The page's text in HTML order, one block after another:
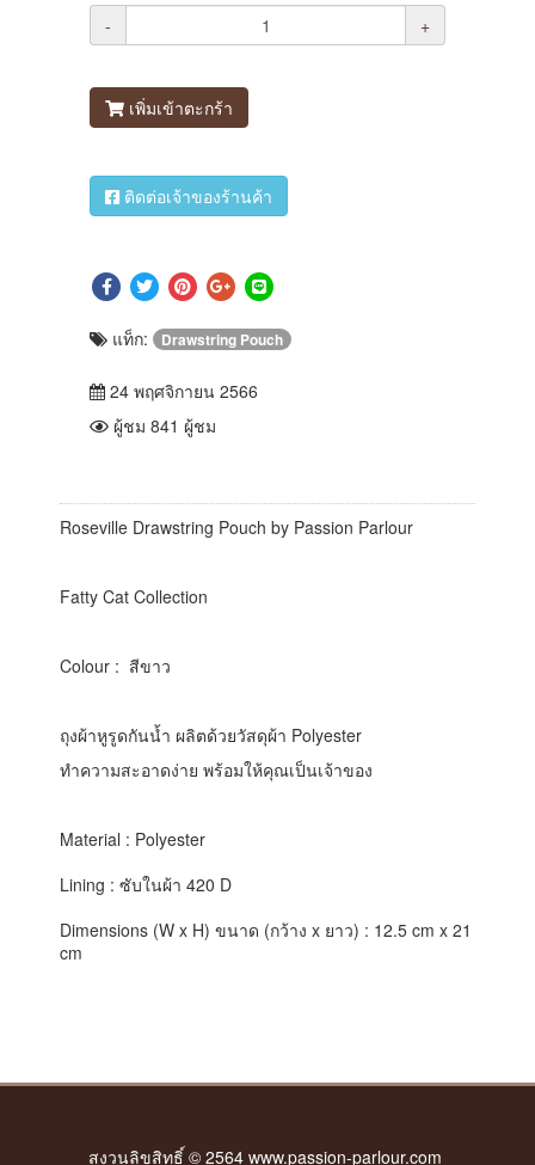
-
+
เพิ่มเข้าตะกร้า
ติดต่อเจ้าของร้านค้า
แท็ก: Drawstring Pouch
24 พฤศจิกายน 2566
ผู้ชม 841 ผู้ชม
Roseville Drawstring Pouch by Passion Parlour
Fatty Cat Collection
Colour : สีขาว
ถุงผ้าหูรูดกันน้ำ ผลิตด้วยวัสดุผ้า Polyester
ทำความสะอาดง่าย พร้อมให้คุณเป็นเจ้าของ
Material : Polyester
Lining : ซับในผ้า 420 D
Dimensions (W x H) ขนาด (กว้าง x ยาว) : 12.5 cm x 21
cm
สงวนลิขสิทธิ์ © 2564 www.passion-parlour.com